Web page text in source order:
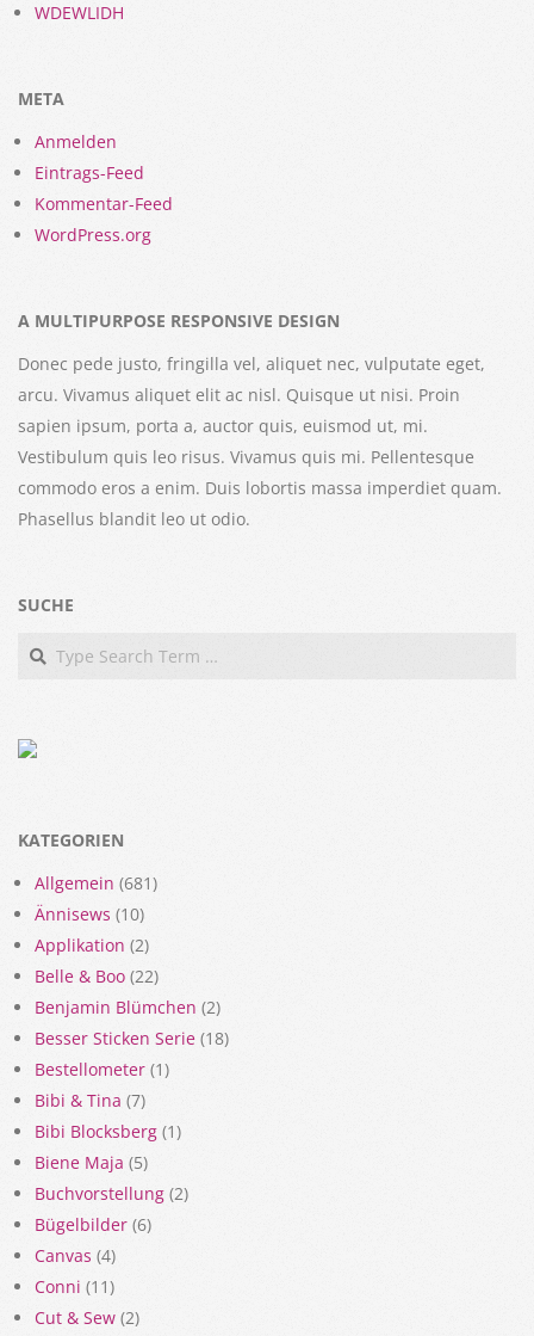
WDEWLIDH
META
Anmelden
Eintrags-Feed
Kommentar-Feed
WordPress.org
A MULTIPURPOSE RESPONSIVE DESIGN
Donec pede justo, fringilla vel, aliquet nec, vulputate eget,
arcu. Vivamus aliquet elit ac nisl. Quisque ut nisi. Proin
sapien ipsum, porta a, auctor quis, euismod ut, mi.
Vestibulum quis leo risus. Vivamus quis mi. Pellentesque
commodo eros a enim. Duis lobortis massa imperdiet quam.
Phasellus blandit leo ut odio.
SUCHE
Search
KATEGORIEN
Allgemein (681)
Ännisews (10)
Applikation (2)
Belle & Boo (22)
Benjamin Blümchen (2)
Besser Sticken Serie (18)
Bestellometer (1)
Bibi & Tina (7)
Bibi Blocksberg (1)
Biene Maja (5)
Buchvorstellung (2)
Bügelbilder (6)
Canvas (4)
Conni (11)
Cut & Sew (2)